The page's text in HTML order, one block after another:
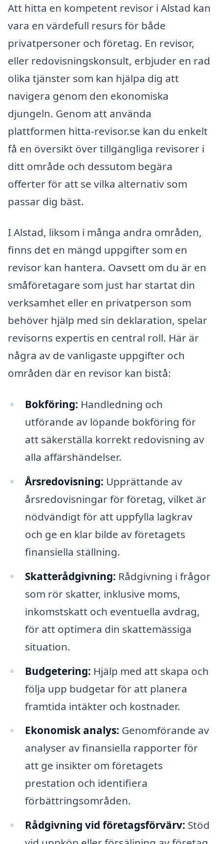
Att hitta en kompetent revisor i Alstad kan
vara en värdefull resurs för både
privatpersoner och företag. En revisor,
eller redovisningskonsult, erbjuder en rad
olika tjänster som kan hjälpa dig att
navigera genom den ekonomiska
djungeln. Genom att använda
plattformen hitta-revisor.se kan du enkelt
få en översikt över tillgängliga revisorer i
ditt område och dessutom begära
offerter för att se vilka alternativ som
passar dig bäst.
I Alstad, liksom i många andra områden,
finns det en mängd uppgifter som en
revisor kan hantera. Oavsett om du är en
småföretagare som just har startat din
verksamhet eller en privatperson som
behöver hjälp med sin deklaration, spelar
revisorns expertis en central roll. Här är
några av de vanligaste uppgifter och
områden där en revisor kan bistå:
Bokföring: Handledning och
utförande av löpande bokföring för
att säkerställa korrekt redovisning av
alla affärshändelser.
Årsredovisning: Upprättande av
årsredovisningar för företag, vilket är
nödvändigt för att uppfylla lagkrav
och ge en klar bilde av företagets
finansiella ställning.
Skatterådgivning: Rådgivning i frågor
som rör skatter, inklusive moms,
inkomstskatt och eventuella avdrag,
för att optimera din skattemässiga
situation.
Budgetering: Hjälp med att skapa och
följa upp budgetar för att planera
framtida intäkter och kostnader.
Ekonomisk analys: Genomförande av
analyser av finansiella rapporter för
att ge insikter om företagets
prestation och identifiera
förbättringsområden.
Rådgivning vid företagsförvärv: Stöd